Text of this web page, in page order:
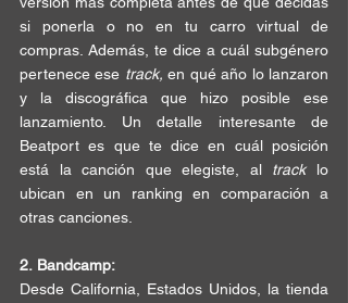
si ponerla o no en tu carro virtual de
compras. Además, te dice a cuál subgénero
pertenece ese track, en qué año lo lanzaron
lanzamiento.
Un detalle interesante de
Beatport es que te dice en cuál posición
está la canción que elegiste, al track lo
ubican en un ranking en comparación a
otras canciones.
2. Bandcamp:
Desde California , Estados Unidos, la tienda